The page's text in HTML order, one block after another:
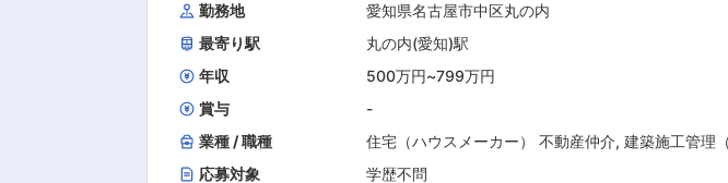
ションを大切にできる ◇ワークライフバランスを大切にできる（土日祝休／年休122日／残業月平均10h程度） ◇安定企業で長く活躍できる
環境 ■当社について： 集合住宅や個人宅に向けにLPガスを販売している当社。 会社全体で約10万件のお客様を抱えております。 現状に満足
することなく、ガス器具や太陽光発電、EV車の充電器など新しい事業展開も進
の定める業務
勤務地
愛知県名古屋市中区丸の内
最寄り駅
丸の内(愛知)駅
年収
500万円~799万円
賞与
-
業種 / 職種
住宅（ハウスメーカー） 不動産仲介, 建築施工管理
応募対象
学歴不問